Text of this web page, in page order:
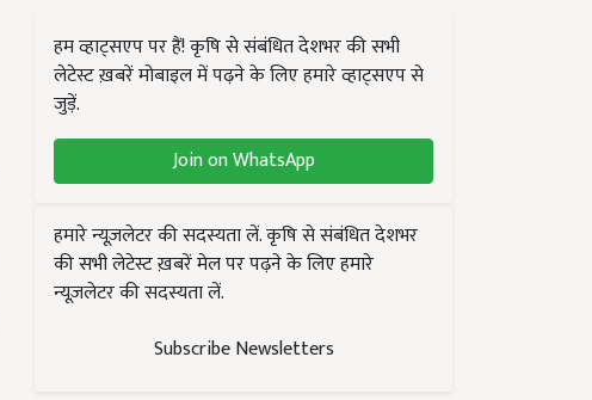
हम व्हाट्सएप पर हैं! कृषि से संबंधित देशभर की सभी
लेटेस्ट ख़बरें मोबाइल में पढ़ने के लिए हमारे व्हाट्सएप से
जुड़ें.
Join on WhatsApp
हमारे न्यूज़लेटर की सदस्यता लें. कृषि से संबंधित देशभर
की सभी लेटेस्ट ख़बरें मेल पर पढ़ने के लिए हमारे
न्यूज़लेटर की सदस्यता लें.
Subscribe Newsletters